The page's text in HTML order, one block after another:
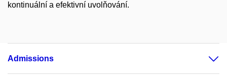
kontinuální a efektivní uvolňování.
Admissions